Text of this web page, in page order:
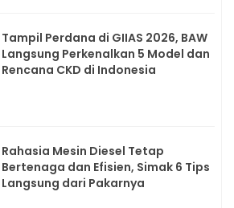
Tampil Perdana di GIIAS 2026, BAW
Langsung Perkenalkan 5 Model dan
Rencana CKD di Indonesia
Rahasia Mesin Diesel Tetap
Bertenaga dan Efisien, Simak 6 Tips
Langsung dari Pakarnya